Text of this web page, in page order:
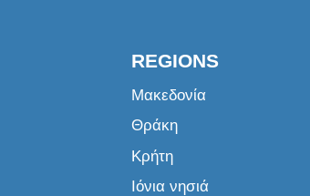
REGIONS
Μακεδονία
Θράκη
Κρήτη
Ιόνια νησιά